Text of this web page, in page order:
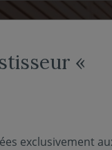
«
exclusivement